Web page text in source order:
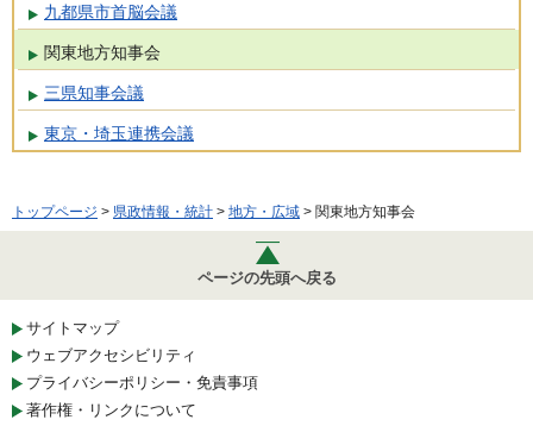
九都県市首脳会議
関東地方知事会
三県知事会議
東京・埼玉連携会議
トップページ > 県政情報・統計 > 地方・広域 > 関東地方知事会
ページの先頭へ戻る
サイトマップ
ウェブアクセシビリティ
プライバシーポリシー・免責事項
著作権・リンクについて